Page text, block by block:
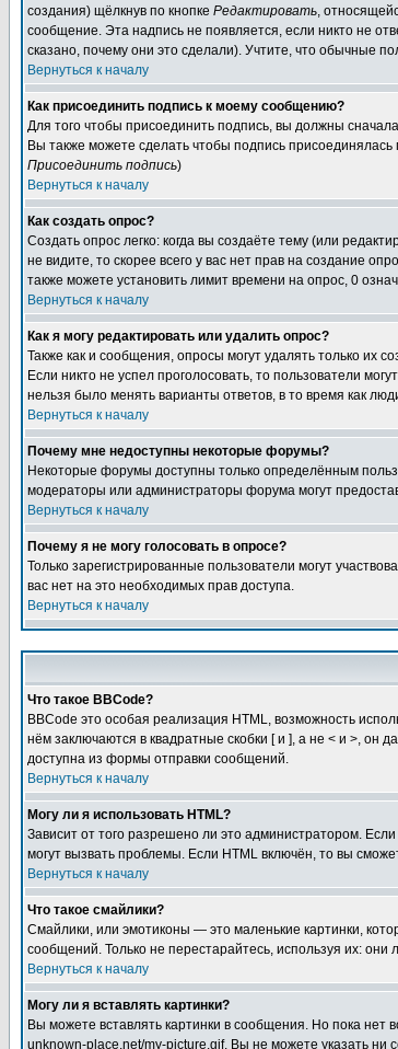
создания) щёлкнув по кнопке Редактировать,
сообщение. Эта надпись не появляется, если никто не
сказано, почему они это сделали). Учтите, что обычные
Вернуться к началу
Как присоединить подпись к моему сообщению?
Для того чтобы присоединить подпись, вы должны
Вы также можете сделать чтобы подпись
Присоединить подпись)
Вернуться к началу
Как создать опрос?
Создать опрос легко: когда вы создаёте тему (или
не видите, то скорее всего у вас нет прав на создание
также можете установить лимит времени на опрос, 0
Вернуться к началу
Как я могу редактировать или удалить опрос?
Также как и сообщения, опросы могут удалять только их
Если никто не успел проголосовать, то пользователи
нельзя было менять варианты ответов, в то время как
Вернуться к началу
Почему мне недоступны некоторые форумы?
Некоторые форумы доступны только определённым
модераторы или администраторы форума могут
Вернуться к началу
Почему я не могу голосовать в опросе?
Только зарегистрированные пользователи могут
вас нет на это необходимых прав доступа.
Вернуться к началу
Что такое BBCode?
BBCode это особая реализация HTML, возможность
нём заключаются в квадратные скобки [ и ], а не < и >, он
доступна из формы отправки сообщений.
Вернуться к началу
Могу ли я использовать HTML?
Зависит от того разрешено ли это администратором.
могут вызвать проблемы. Если HTML включён, то вы
Вернуться к началу
Что такое смайлики?
Смайлики, или эмотиконы — это маленькие картинки,
сообщений. Только не перестарайтесь, используя их:
Вернуться к началу
Могу ли я вставлять картинки?
Вы можете вставлять картинки в сообщения. Но пока нет
unknown-place.net/my-picture.gif. Вы не можете указать ни